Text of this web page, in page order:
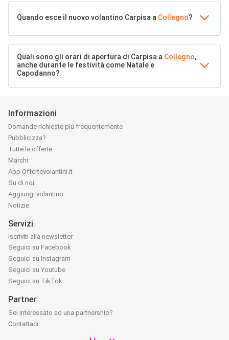
Quando esce il nuovo volantino Carpisa a Collegno?
Quali sono gli orari di apertura di Carpisa a Collegno,
anche durante le festività come Natale e
Capodanno?
Informazioni
Domande richieste più frequentemente
Pubblicizza?
Tutte le offerte
Marchi
App Offertevolantini.it
Su di noi
Aggiungi volantino
Notizie
Servizi
Iscriviti alla newsletter
Seguici su Facebook
Seguici su Instagram
Seguici su Youtube
Seguici su TikTok
Partner
Sei interessato ad una partnership?
Contattaci